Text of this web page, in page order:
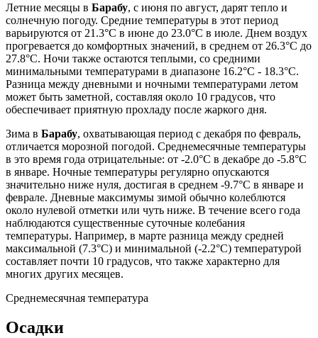
Летние месяцы в Барабу, с июня по август, дарят тепло и
солнечную погоду. Средние температуры в этот период
варьируются от 21.3°C в июне до 23.0°C в июле. Днем воздух
прогревается до комфортных значений, в среднем от 26.3°C до
27.8°C. Ночи также остаются теплыми, со средними
минимальными температурами в диапазоне 16.2°C - 18.3°C.
Разница между дневными и ночными температурами летом
может быть заметной, составляя около 10 градусов, что
обеспечивает приятную прохладу после жаркого дня.
Зима в Барабу, охватывающая период с декабря по февраль,
отличается морозной погодой. Среднемесячные температуры
в это время года отрицательные: от -2.0°C в декабре до -5.8°C
в январе. Ночные температуры регулярно опускаются
значительно ниже нуля, достигая в среднем -9.7°C в январе и
феврале. Дневные максимумы зимой обычно колеблются
около нулевой отметки или чуть ниже. В течение всего года
наблюдаются существенные суточные колебания
температуры. Например, в марте разница между средней
максимальной (7.3°C) и минимальной (-2.2°C) температурой
составляет почти 10 градусов, что также характерно для
многих других месяцев.
Среднемесячная температура
Осадки